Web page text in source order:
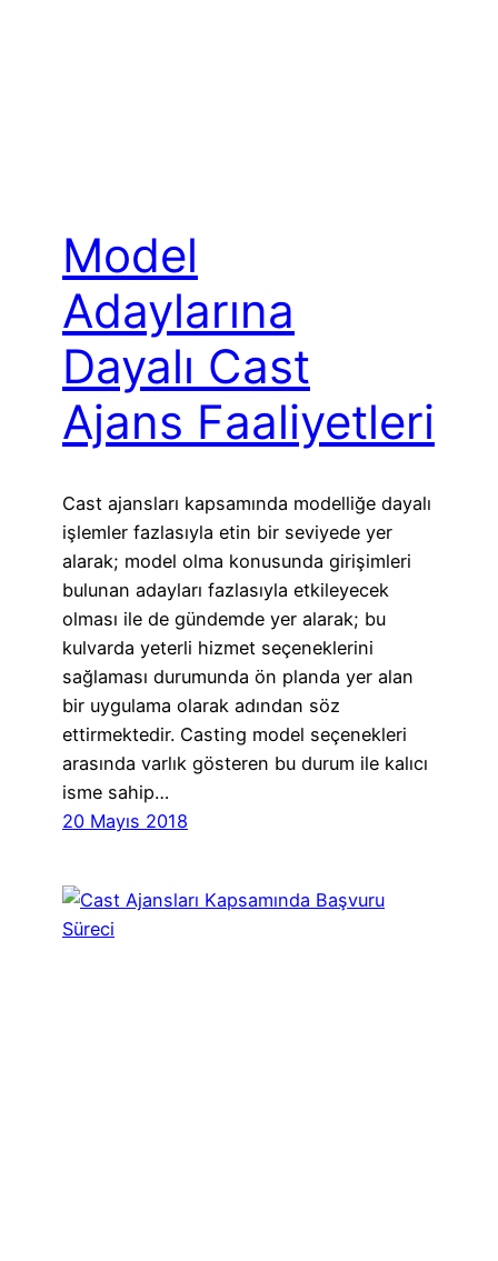
Model
Adaylarına
Dayalı Cast
Ajans Faaliyetleri
Cast ajansları kapsamında modelliğe dayalı
işlemler fazlasıyla etin bir seviyede yer
alarak; model olma konusunda girişimleri
bulunan adayları fazlasıyla etkileyecek
olması ile de gündemde yer alarak; bu
kulvarda yeterli hizmet seçeneklerini
sağlaması durumunda ön planda yer alan
bir uygulama olarak adından söz
ettirmektedir. Casting model seçenekleri
arasında varlık gösteren bu durum ile kalıcı
isme sahip…
20 Mayıs 2018